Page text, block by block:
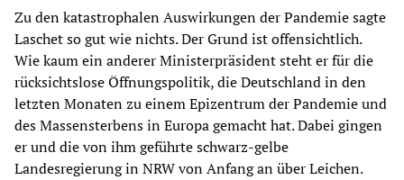
Zu den katastrophalen Auswirkungen der Pandemie sagte
Laschet so gut wie nichts. Der Grund ist offensichtlich.
Wie kaum ein anderer Ministerpräsident steht er für die
rücksichtslose Öffnungspolitik, die Deutschland in den
letzten Monaten zu einem Epizentrum der Pandemie und
des Massensterbens in Europa gemacht hat. Dabei gingen
er und die von ihm geführte schwarz-gelbe
Landesregierung in NRW von Anfang an über Leichen.